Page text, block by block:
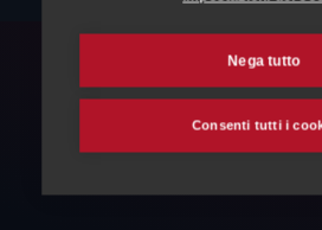
FAQ
Domande
Nega tutto
Consenti tutti i